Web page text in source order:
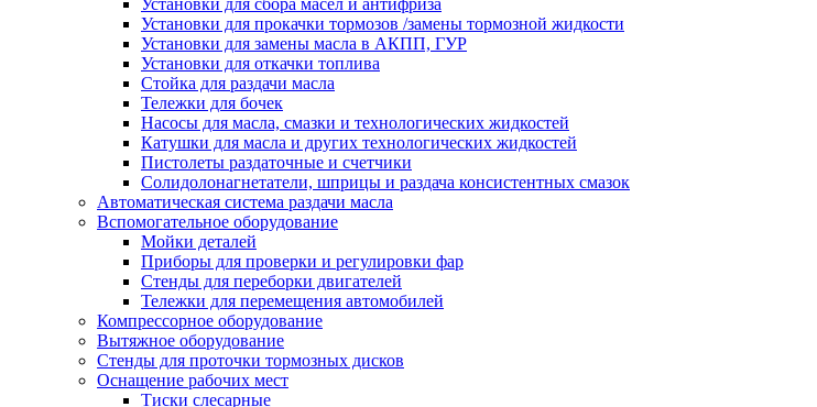
Установки для сбора масел и антифриза
Установки для прокачки тормозов /замены тормозной жидкости
Установки для замены масла в АКПП, ГУР
Установки для откачки топлива
Стойка для раздачи масла
Тележки для бочек
Насосы для масла, смазки и технологических жидкостей
Катушки для масла и других технологических жидкостей
Пистолеты раздаточные и счетчики
Солидолонагнетатели, шприцы и раздача консистентных смазок
Автоматическая система раздачи масла
Вспомогательное оборудование
Мойки деталей
Приборы для проверки и регулировки фар
Стенды для переборки двигателей
Тележки для перемещения автомобилей
Компрессорное оборудование
Вытяжное оборудование
Стенды для проточки тормозных дисков
Оснащение рабочих мест
Тиски слесарные